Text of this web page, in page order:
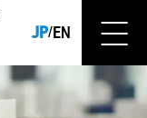
JP/EN